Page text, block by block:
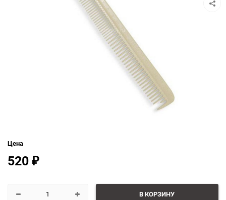
Цена
520 ₽
В КОРЗИНУ